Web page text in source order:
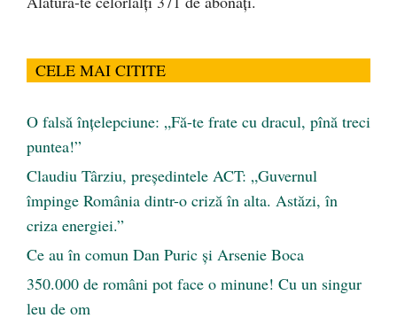
CELE MAI CITITE
O falsă înțelepciune: „Fă-te frate cu dracul, pînă treci
puntea!”
Claudiu Târziu, președintele ACT: „Guvernul
împinge România dintr-o criză în alta. Astăzi, în
criza energiei.”
Ce au în comun Dan Puric şi Arsenie Boca
350.000 de români pot face o minune! Cu un singur
leu de om